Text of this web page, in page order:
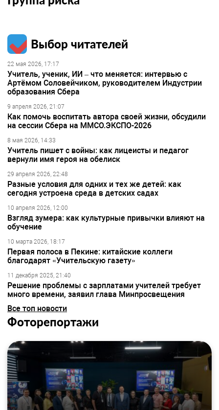
Выбор читателей
22 мая 2026, 17:17
Учитель, ученик, ИИ – что меняется: интервью с
Артёмом Соловейчиком, руководителем Индустрии
образования Сбера
9 апреля 2026, 21:07
Как помочь воспитать автора своей жизни, обсудили
на сессии Сбера на ММСО.ЭКСПО-2026
8 мая 2026, 14:33
Учитель пишет с войны: как лицеисты и педагог
вернули имя героя на обелиск
29 апреля 2026, 22:48
Разные условия для одних и тех же детей: как
сегодня устроена среда в детских садах
10 апреля 2026, 12:00
Взгляд зумера: как культурные привычки влияют на
обучение
10 марта 2026, 18:17
Первая полоса в Пекине: китайские коллеги
благодарят «Учительскую газету»
11 декабря 2025, 21:40
Решение проблемы с зарплатами учителей требует
много времени, заявил глава Минпросвещения
Все топ новости
Фоторепортажи